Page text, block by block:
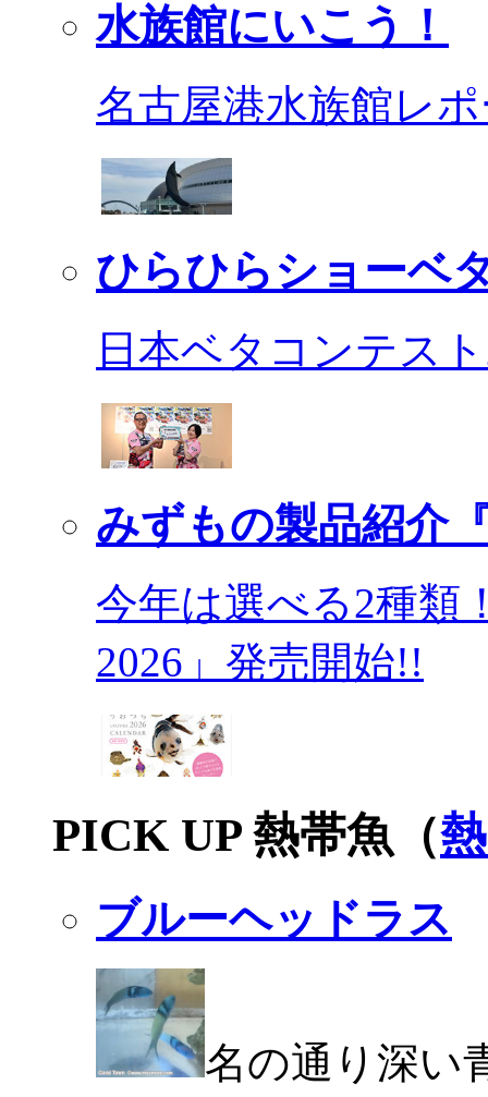
水族館にいこう！
名古屋港水族館レ
ひらひらショーベ
日本ベタコンテス
みずもの製品紹介
今年は選べる2種類
2026」発売開始!!
PICK UP 熱帯魚（
ブルーヘッドラス
名の通り深い